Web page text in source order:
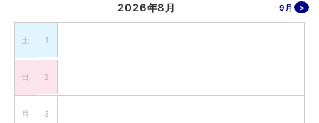
2026年8月 9月
土 1
日 2
月 3